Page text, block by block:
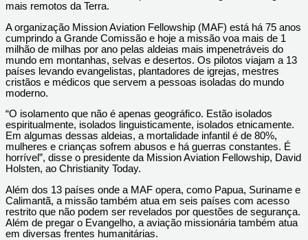
mais remotos da Terra.
A organização Mission Aviation Fellowship (MAF) está há 75 anos
cumprindo a Grande Comissão e hoje a missão voa mais de 1
milhão de milhas por ano pelas aldeias mais impenetráveis do
mundo em montanhas, selvas e desertos. Os pilotos viajam a 13
países levando evangelistas, plantadores de igrejas, mestres
cristãos e médicos que servem a pessoas isoladas do mundo
moderno.
“O isolamento que não é apenas geográfico. Estão isolados
espiritualmente, isolados linguisticamente, isolados etnicamente.
Em algumas dessas aldeias, a mortalidade infantil é de 80%,
mulheres e crianças sofrem abusos e há guerras constantes. É
horrível”, disse o presidente da Mission Aviation Fellowship, David
Holsten, ao Christianity Today.
Além dos 13 países onde a MAF opera, como Papua, Suriname e
Calimantã, a missão também atua em seis países com acesso
restrito que não podem ser revelados por questões de segurança.
Além de pregar o Evangelho, a aviação missionária também atua
em diversas frentes humanitárias.